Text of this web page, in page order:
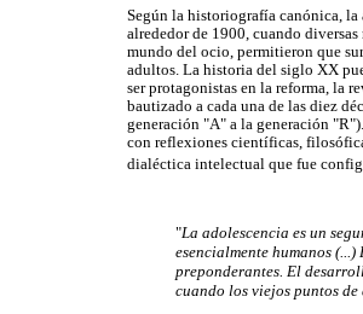
Según la historiografía canónica, la
alrededor de 1900, cuando
mundo del ocio, permitieron que
adultos. La historia del siglo XX
ser protagonistas en la reforma, la
bautizado a cada una de las diez
generación "A" a la generación
con reflexiones científicas,
dialéctica intelectual que fue
"La adolescencia es un
esencialmente humanos
preponderantes. El
cuando los viejos puntos